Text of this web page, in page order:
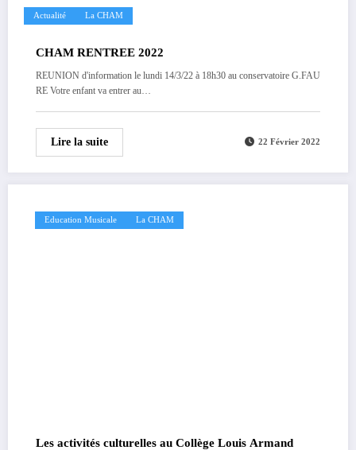
Actualité La CHAM
CHAM RENTREE 2022
REUNION d'information le lundi 14/3/22 à 18h30 au conservatoire G.FAU
RE Votre enfant va entrer au…
Lire la suite 22 Février 2022
Education Musicale La CHAM
Les activités culturelles au Collège Louis Armand